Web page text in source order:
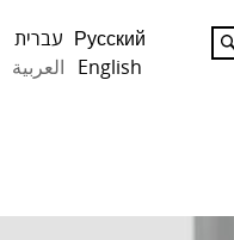
Русский עברית
English العربية